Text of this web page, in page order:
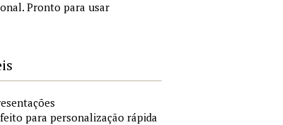
Pronto para usar
para personalização rápida